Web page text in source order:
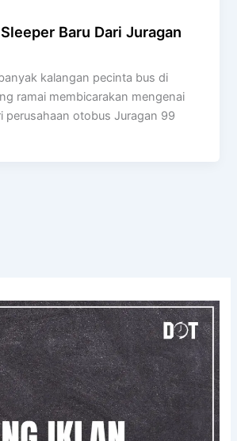
Baru Dari Juragan
kalangan pecinta bus di
ramai membicarakan mengenai
perusahaan otobus Juragan 99